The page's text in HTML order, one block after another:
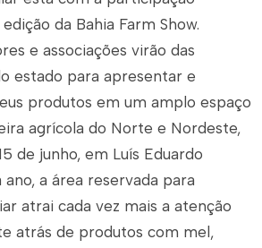
da Bahia Farm Show.
e associações virão das
estado para apresentar e
produtos em um amplo espaço
agrícola do Norte e Nordeste,
de junho, em Luís Eduardo
ano, a área reservada para
atrai cada vez mais a atenção
atrás de produtos com mel,